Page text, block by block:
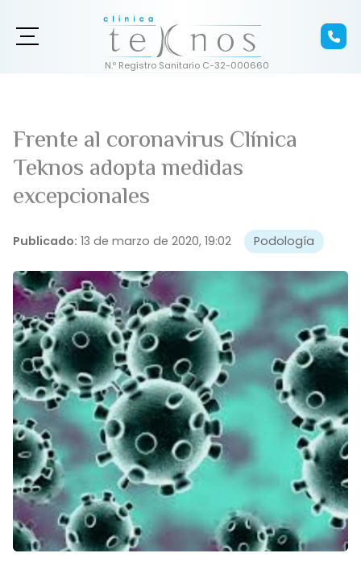
Frente al coronavirus Clínica
Teknos adopta medidas
excepcionales
Publicado: 13 de marzo de 2020, 19:02 Podología